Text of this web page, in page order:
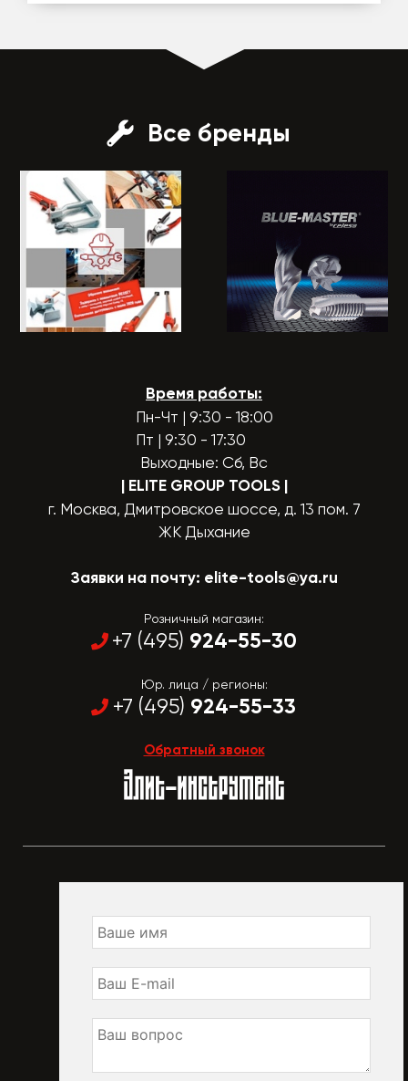
Все бренды
Время работы:
Пн-Чт | 9:30 - 18:00
Пт | 9:30 - 17:30
Выходные: Сб, Вс
| ELITE GROUP TOOLS |
г. Москва, Дмитровское шоссе, д. 13 пом. 7
ЖК Дыхание
Заявки на почту: elite-tools@ya.ru
Розничный магазин:
+7 (495) 924-55-30
Юр. лица / регионы:
+7 (495) 924-55-33
Обратный звонок